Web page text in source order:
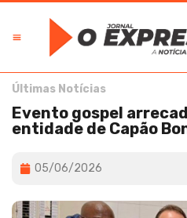
Últimas Notícias
Evento gospel
entidade de Capão
05/06/2026